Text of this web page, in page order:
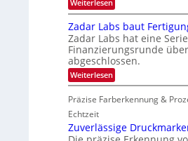
0
2
7
2
6
c
a
n
S
e
r
e
a
c
S
e
e
ü
b
r
n
i
m
m
D
r
k
Weiterlesen
M
c
r
o
c
h
i
p
n
Zadar Labs baut
Zadar Labs hat eine
Finanzierungsrunde
abgeschlossen.
Weiterlesen:
Z
d
r
L
Präzise Farberkennung &
Echtzeit
Zuverlässige